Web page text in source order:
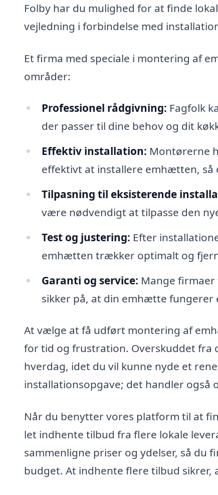
Folby har du mulighed for at finde
vejledning i forbindelse med
Et firma med speciale i montering af
områder:
Professionel rådgivning: Fagfolk
der passer til dine behov og dit
Effektiv installation: Montørerne
effektivt at installere emhætten,
Tilpasning til eksisterende
være nødvendigt at tilpasse den
Test og justering: Efter
emhætten trækker optimalt og
Garanti og service: Mange
sikker på, at din emhætte fungerer
At vælge at få udført montering af
for tid og frustration. Overskuddet fra
hverdag, idet du vil kunne nyde et
installationsopgave; det handler også
Når du benytter vores platform til at
let indhente tilbud fra flere lokale
sammenligne priser og ydelser, så du
budget. At indhente flere tilbud